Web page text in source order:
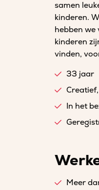
samen
kinderen.
hebben we
kinderen
vinden,
33 jaar
In het
Meer